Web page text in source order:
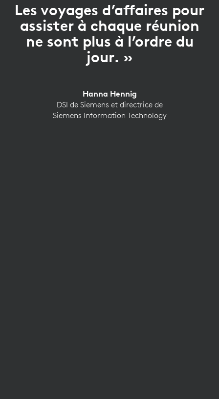
Les voyages d’affaires pour
assister à chaque réunion
ne sont plus à l’ordre du
jour. »
Hanna Hennig
DSI de Siemens et directrice de
Siemens Information Technology